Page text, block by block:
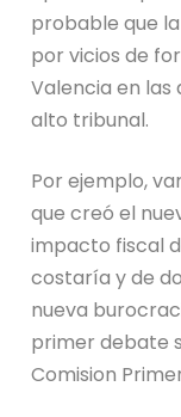
probable que
por vicios de
Valencia en las
alto tribunal.
Por ejemplo,
que creó el
impacto fiscal
costaría y de
nueva
primer debate
Comision